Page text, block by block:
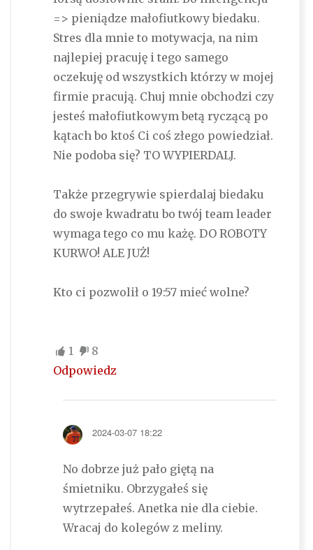
=> pieniądze małofiutkowy biedaku.
Stres dla mnie to motywacja, na nim
najlepiej pracuję i tego samego
oczekuję od wszystkich którzy w mojej
firmie pracują. Chuj mnie obchodzi czy
jesteś małofiutkowym betą ryczącą po
kątach bo ktoś Ci coś złego powiedział.
Nie podoba się? TO WYPIERDALJ.
Także przegrywie spierdalaj biedaku
do swoje kwadratu bo twój team leader
wymaga tego co mu każę. DO ROBOTY
KURWO! ALE JUŻ!
Kto ci pozwolił o 19:57 mieć wolne?
1
8
Odpowiedz
2024-03-07 18:22
No dobrze już pało giętą na
śmietniku. Obrzygałeś się
wytrzepałeś. Anetka nie dla ciebie.
Wracaj do kolegów z meliny.